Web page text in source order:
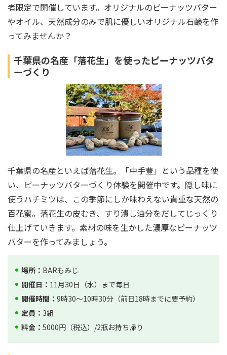
者限定で開催しています。オリジナルのピーナッツバター
やオイル、天然成分のみで肌に優しいオリジナル石鹸を作
ってみませんか？
千葉県の名産「落花生」を使ったピーナッツバタ
ーづくり
千葉県の名産といえば落花生。「中手豊」という品種を使
い、ピーナッツバターづくり体験を開催中です。隠し味に
使うハチミツは、この季節にしか味わえない貴重な天然の
百花蜜。落花生の皮むき、すり潰し油分をだしてじっくり
仕上げていきます。素材の味を生かした濃厚なピーナッツ
バターを作ってみましょう。
場所： BARもみじ
開催日： 11月30日（水）まで毎日
開催時間： 9時30～10時30分（前日18時までに要予約）
定員： 3組
料金： 5000円（税込）/2瓶お持ち帰り